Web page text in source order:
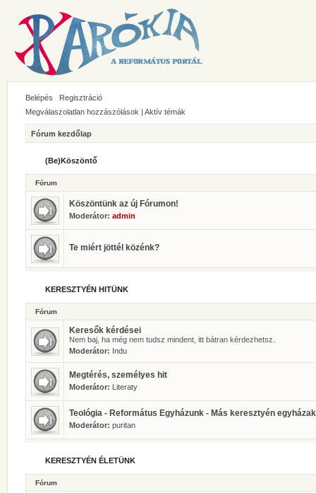
Belépés
Regisztráció
Megválaszolatlan hozzászólások | Aktív témák
Fórum kezdőlap
(Be)Köszöntő
Fórum
Köszöntünk az új Fórumon!
Moderátor: admin
Te miért jöttél közénk?
KERESZTYÉN HITÜNK
Fórum
Keresők kérdései
Nem baj, ha még nem tudsz mindent, itt bátran kérdezhetsz.
Moderátor: Indu
Megtérés, személyes hit
Moderátor: Literaty
Teológia - Református Egyházunk - Más keresztyén egyházak
Moderátor: puritan
KERESZTYÉN ÉLETÜNK
Fórum